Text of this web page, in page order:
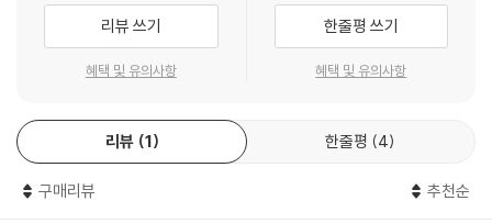
REAL GUIDE_웨스트코스트 6번 국도의 작은 마을, 무르치슨
마운트 쿡(아오라키)
퀸스타운
REAL GUIDE_퀸스타운에서 레포츠 삼매경에 빠지다!
통해 뉴질랜드의 특별함을 경험할 수 있다. 와이너리에서 와인 시음회를
갖거나, 영화 속 장면을 그대로 옮겨 놓은 촬영지와 세계적인 아르데코 양
식의 건축물을 돌아보며 영감을 얻는 등의 이색 체험까지 가능하다. 《리얼
하우를 아낌없이 담아내 뉴질랜드 여행을 풍성하게 즐길 수 있도록 도와준
다.
나만의 취향에 맞는 효율적인 여행을 완성하다
리뷰 쓰기
혜택 및 유의사항
한줄평 쓰기
혜택 및 유의사항
리뷰 1 한줄평 4
구매리뷰 추천순